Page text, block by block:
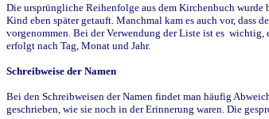
Die ursprüngliche Reihenfolge aus dem Kirchenbuch wurde
Kind eben später getauft. Manchmal kam es auch vor, dass
vorgenommen. Bei der Verwendung der Liste ist es wichtig,
erfolgt nach Tag, Monat und Jahr.
Schreibweise der Namen
Bei den Schreibweisen der Namen findet man häufig
geschrieben, wie sie noch in der Erinnerung waren. Die